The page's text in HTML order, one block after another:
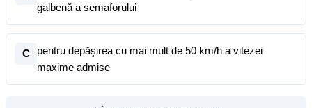
galbenă a semaforului
C
pentru depăşirea cu mai mult de 50 km/h a vitezei
maxime admise